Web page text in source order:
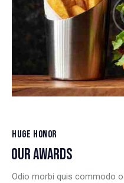
HUGE HONOR
OUR AWARDS
Odio morbi quis commodo